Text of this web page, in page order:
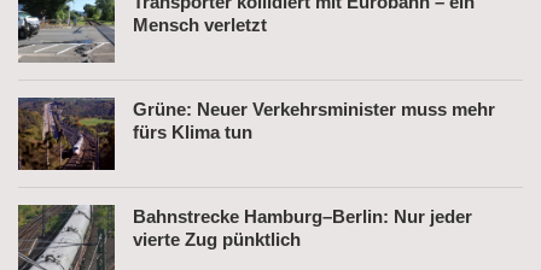
Mensch verletzt
Grüne: Neuer Verkehrsminister muss mehr
fürs Klima tun
Bahnstrecke Hamburg–Berlin: Nur jeder
vierte Zug pünktlich